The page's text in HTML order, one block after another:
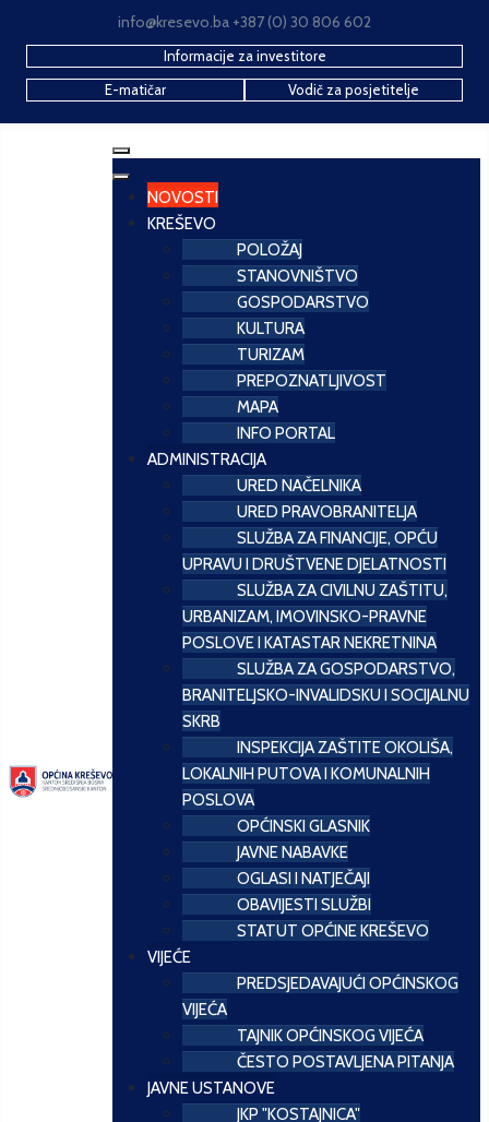
info@kresevo.ba +387 (0) 30 806 602
Informacije za investitore
E-matičar
Vodič za posjetitelje
NOVOSTI
KREŠEVO
POLOŽAJ
STANOVNIŠTVO
GOSPODARSTVO
KULTURA
TURIZAM
PREPOZNATLJIVOST
MAPA
INFO PORTAL
ADMINISTRACIJA
URED NAČELNIKA
URED PRAVOBRANITELJA
SLUŽBA ZA FINANCIJE, OPĆU
UPRAVU I DRUŠTVENE DJELATNOSTI
SLUŽBA ZA CIVILNU ZAŠTITU,
URBANIZAM, IMOVINSKO-PRAVNE
POSLOVE I KATASTAR NEKRETNINA
SLUŽBA ZA GOSPODARSTVO,
BRANITELJSKO-INVALIDSKU I SOCIJALNU
SKRB
INSPEKCIJA ZAŠTITE OKOLIŠA,
LOKALNIH PUTOVA I KOMUNALNIH
POSLOVA
OPĆINSKI GLASNIK
JAVNE NABAVKE
OGLASI I NATJEČAJI
OBAVIJESTI SLUŽBI
STATUT OPĆINE KREŠEVO
VIJEĆE
PREDSJEDAVAJUĆI OPĆINSKOG
VIJEĆA
TAJNIK OPĆINSKOG VIJEĆA
ČESTO POSTAVLJENA PITANJA
JAVNE USTANOVE
JKP "KOSTAJNICA"